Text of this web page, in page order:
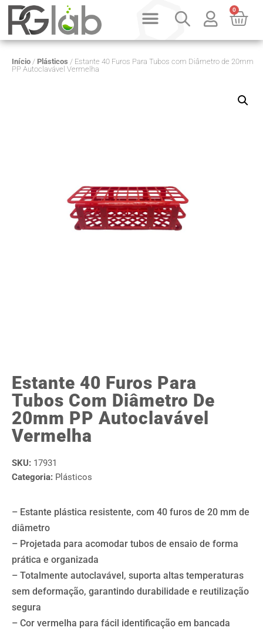
0
Início / Plásticos / Estante 40 Furos Para Tubos com Diâmetro de 20mm
PP Autoclavável Vermelha
Estante 40 Furos Para
Tubos Com Diâmetro De
20mm PP Autoclavável
Vermelha
SKU: 17931
Categoria: Plásticos
– Estante plástica resistente, com 40 furos de 20 mm de
diâmetro
– Projetada para acomodar tubos de ensaio de forma
prática e organizada
– Totalmente autoclavável, suporta altas temperaturas
sem deformação, garantindo durabilidade e reutilização
segura
– Cor vermelha para fácil identificação em bancada